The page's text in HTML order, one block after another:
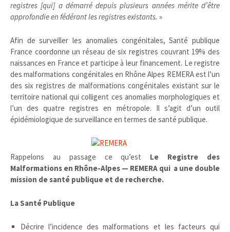
registres [qui] a démarré depuis plusieurs années mérite d’être
approfondie en fédérant les registres existants. »
Afin de surveiller les anomalies congénitales, Santé publique
France coordonne un réseau de six registres couvrant 19% des
naissances en France et participe à leur financement. Le registre
des malformations congénitales en Rhône Alpes REMERA est l’un
des six registres de malformations congénitales existant sur le
territoire national qui colligent ces anomalies morphologiques et
l’un des quatre registres en métropole. Il s’agit d’un outil
épidémiologique de surveillance en termes de santé publique.
Rappelons au passage ce qu’est Le Registre des
Malformations en Rhône-Alpes — REMERA qui a une double
mission de santé publique et de recherche.
La Santé Publique
Décrire l’incidence des malformations et les facteurs qui